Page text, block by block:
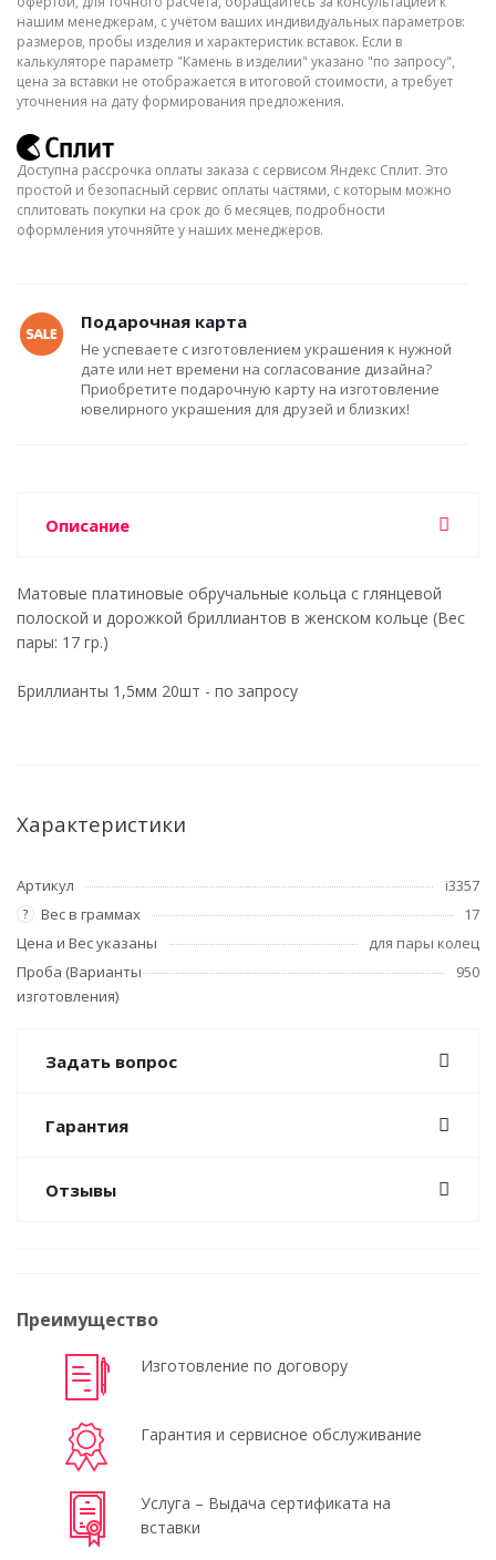
нашим менеджерам, с учётом ваших индивидуальных параметров:
размеров, пробы изделия и характеристик вставок. Если в
калькуляторе параметр "Камень в изделии" указано "по запросу",
цена за вставки не отображается в итоговой стоимости, а требует
уточнения на дату формирования предложения.
Доступна рассрочка оплаты заказа с сервисом Яндекс Сплит. Это
простой и безопасный сервис оплаты частями, с которым можно
сплитовать покупки на срок до 6 месяцев, подробности
оформления уточняйте у наших менеджеров.
Подарочная карта
Не успеваете с изготовлением украшения к нужной
дате или нет времени на согласование дизайна?
Приобретите подарочную карту на изготовление
ювелирного украшения для друзей и близких!
Описание
Матовые платиновые обручальные кольца с глянцевой
полоской и дорожкой бриллиантов в женском кольце (Вес
пары: 17 гр.)
Бриллианты 1,5мм 20шт - по запросу
Характеристики
Артикул i3357
? Вес в граммах
17
Цена и Вес указаны
для пары колец
Проба (Варианты
изготовления)
950
Задать вопрос
Гарантия
Отзывы
Преимущество
Изготовление по договору
Гарантия и сервисное обслуживание
Услуга – Выдача сертификата на
вставки